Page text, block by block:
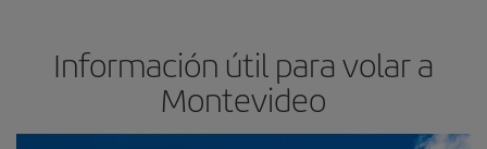
Información útil para volar a
Montevideo